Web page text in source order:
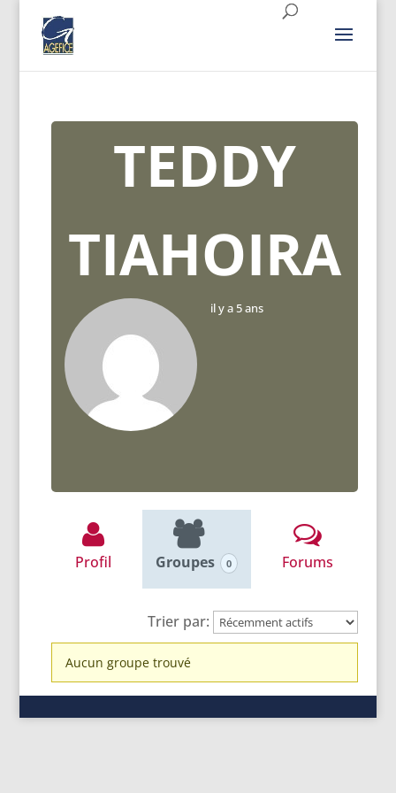
TEDDY
TIAHOIRA
il y a 5 ans
Profil Groupes 0 Forums
Trier par:
Groupes
du
Aucun groupe trouvé